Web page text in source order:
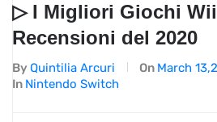
▷ ​I Migliori Giochi
Recensioni del 2020
By Quintilia Arcuri On March
In Nintendo Switch